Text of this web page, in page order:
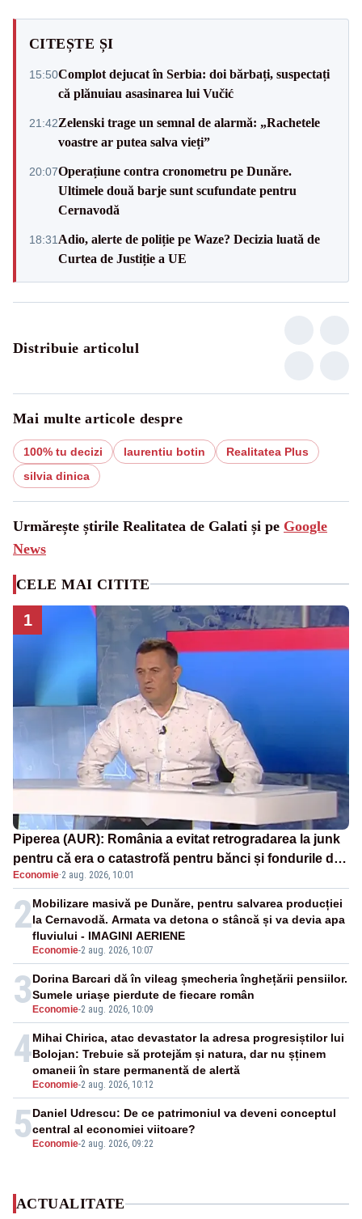
CITEȘTE ȘI
15:50Complot dejucat în Serbia: doi bărbați, suspectați
că plănuiau asasinarea lui Vučić
21:42Zelenski trage un semnal de alarmă: „Rachetele
voastre ar putea salva vieți”
20:07Operațiune contra cronometru pe Dunăre.
Ultimele două barje sunt scufundate pentru
Cernavodă
18:31 Adio, alerte de poliție pe Waze? Decizia luată de
Curtea de Justiție a UE
Distribuie articolul
Mai multe articole despre
100% tu decizi laurentiu botin
Realitatea Plus
silvia dinica
Urmărește știrile Realitatea de Galati și pe Google
News
CELE MAI CITITE
1
Piperea (AUR): România a evitat retrogradarea la junk
pentru că era o catastrofă pentru bănci și fondurile de
pensii
Economie·2 aug. 2026, 10:01
2
Economie-2 aug. 2026, 10:07
Mobilizare masivă pe Dunăre, pentru salvarea producției
la Cernavodă. Armata va detona o stâncă și va devia apa
fluviului - IMAGINI AERIENE
3 Economie-2 aug. 2026, 10:09
Dorina Barcari dă în vileag șmecheria înghețării pensiilor.
Sumele uriașe pierdute de fiecare român
4
Economie-2 aug. 2026, 10:12
Mihai Chirica, atac devastator la adresa progresiștilor lui
Bolojan: Trebuie să protejăm și natura, dar nu șținem
omaneii în stare permanentă de alertă
5 Economie-2 aug. 2026, 09:22
Daniel Udrescu: De ce patrimoniul va deveni conceptul
central al economiei viitoare?
ACTUALITATE